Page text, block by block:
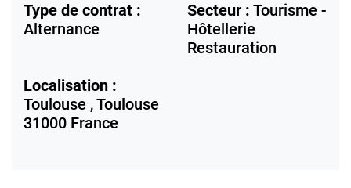
Type de contrat :
Alternance
Secteur : Tourisme -
Hôtellerie
Restauration
Localisation :
Toulouse ,Toulouse
31000 France